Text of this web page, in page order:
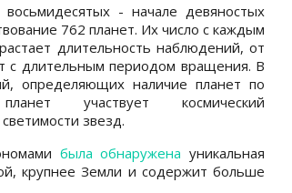
- начале девяностых
762 планет. Их число с каждым
длительность наблюдений, от
с длительным периодом вращения. В
определяющих наличие планет по
участвует космический
звезд.
была обнаружена уникальная
крупнее Земли и содержит больше